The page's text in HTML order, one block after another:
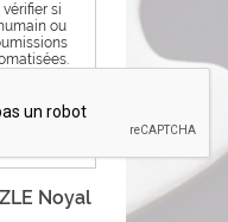
si
ou
Noyal